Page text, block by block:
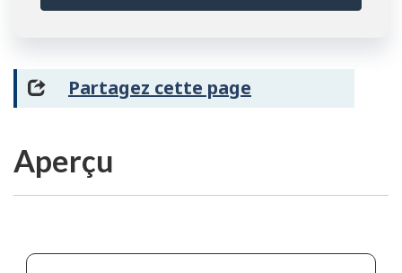
Partagez cette page
Aperçu